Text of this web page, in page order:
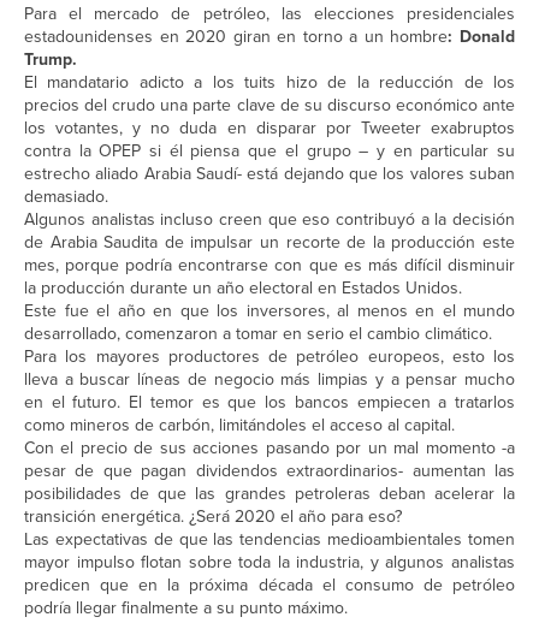
Para el mercado de petróleo, las elecciones presidenciales
estadounidenses en 2020 giran en torno a un hombre: Donald
Trump.
El mandatario adicto a los tuits hizo de la reducción de los
precios del crudo una parte clave de su discurso económico ante
los votantes, y no duda en disparar por Tweeter exabruptos
contra la OPEP si él piensa que el grupo – y en particular su
estrecho aliado Arabia Saudí- está dejando que los valores suban
demasiado.
Algunos analistas incluso creen que eso contribuyó a la decisión
de Arabia Saudita de impulsar un recorte de la producción este
mes, porque podría encontrarse con que es más difícil disminuir
la producción durante un año electoral en Estados Unidos.
Este fue el año en que los inversores, al menos en el mundo
desarrollado, comenzaron a tomar en serio el cambio climático.
Para los mayores productores de petróleo europeos, esto los
lleva a buscar líneas de negocio más limpias y a pensar mucho
en el futuro. El temor es que los bancos empiecen a tratarlos
como mineros de carbón, limitándoles el acceso al capital.
Con el precio de sus acciones pasando por un mal momento -a
pesar de que pagan dividendos extraordinarios- aumentan las
posibilidades de que las grandes petroleras deban acelerar la
transición energética. ¿Será 2020 el año para eso?
Las expectativas de que las tendencias medioambientales tomen
mayor impulso flotan sobre toda la industria, y algunos analistas
predicen que en la próxima década el consumo de petróleo
podría llegar finalmente a su punto máximo.